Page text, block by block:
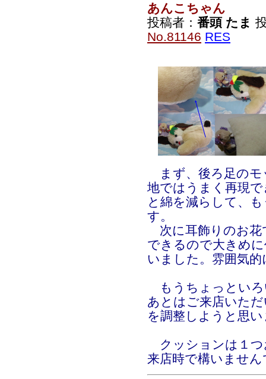
あんこちゃん
投稿者： 番頭 たま
No.81146 RES
まず、後ろ足のモ
地ではうまく再現
と綿を減らして、
す。
次に耳飾りのお花
できるので大きめ
いました。雰囲気
もうちょっといろ
あとはご来店いた
を調整しようと思
クッションは１つ
来店時で構いませ